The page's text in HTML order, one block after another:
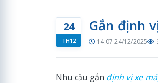
24
TH12
Gắn định
14:07 24/12/2025
Nhu cầu gắn định vị xe